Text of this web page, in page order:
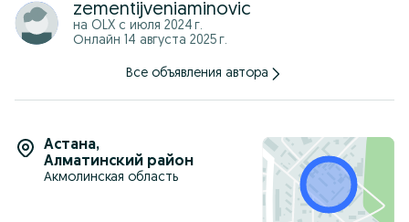
zementijveniaminovic
на OLX с июля 2024 г.
Онлайн 14 августа 2025 г.
Все объявления автора
Астана,
Алматинский район
Акмолинская область